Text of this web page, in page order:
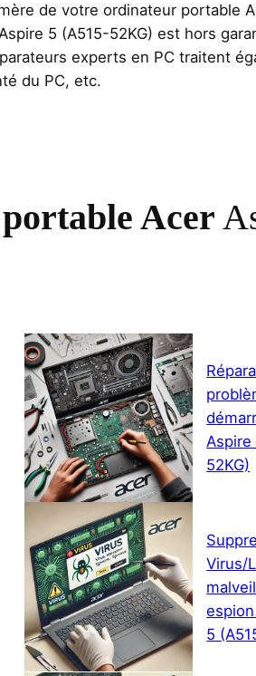
de votre ordinateur portable
5 (A515-52KG) est hors
experts en PC traitent
du PC, etc.
Acer
Aspire
52KG)
Virus/
5